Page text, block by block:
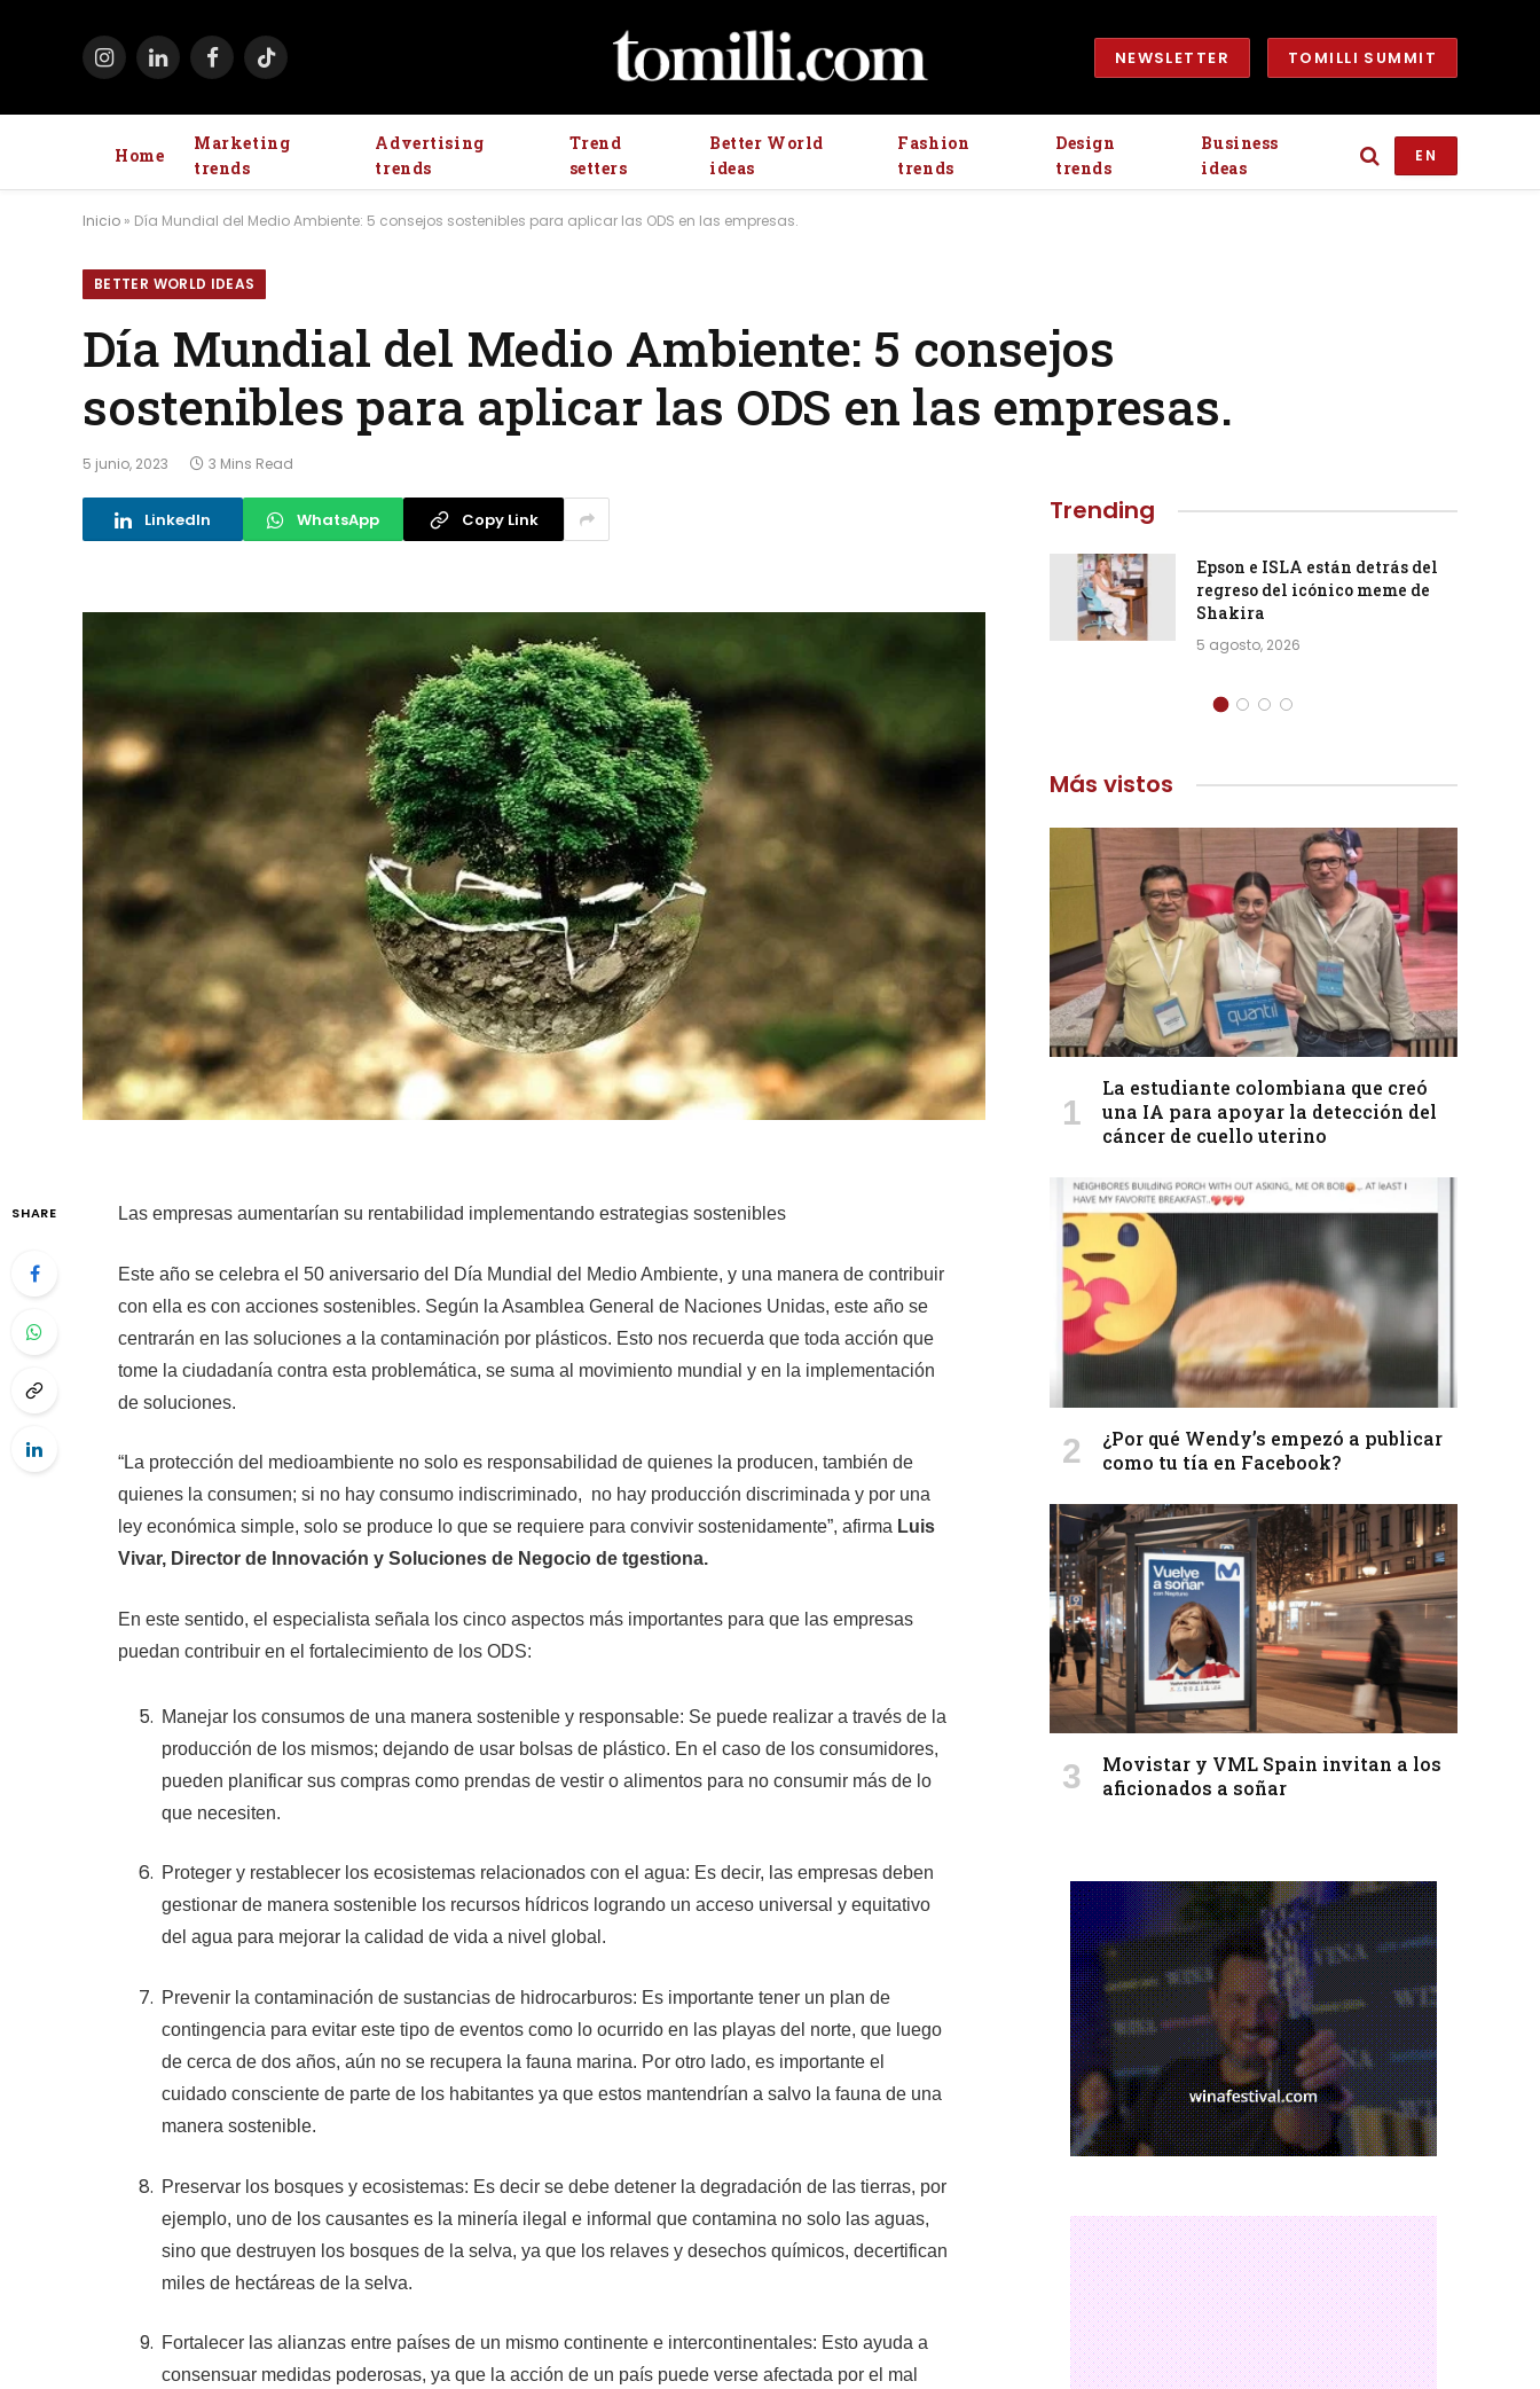
InstagramLinkedInFacebook
TikTok NEWSLETTER TOMILLI SUMMIT
Home
Marketing
trends
Advertising
trends
Trend
setters
Better World
ideas
Fashion
trends
Design
trends
Business
ideas
EN
Inicio » Día Mundial del Medio Ambiente: 5 consejos sostenibles para aplicar las ODS en las empresas.
BETTER WORLD IDEAS
Día Mundial del Medio Ambiente: 5 consejos
sostenibles para aplicar las ODS en las empresas.
5 junio, 2023 3 Mins Read
LinkedIn WhatsApp Copy Link
SHARE Las empresas aumentarían su rentabilidad implementando estrategias sostenibles
Este año se celebra el 50 aniversario del Día Mundial del Medio Ambiente, y una manera de contribuir
con ella es con acciones sostenibles. Según la Asamblea General de Naciones Unidas, este año se
centrarán en las soluciones a la contaminación por plásticos. Esto nos recuerda que toda acción que
tome la ciudadanía contra esta problemática, se suma al movimiento mundial y en la implementación
de soluciones.
“La protección del medioambiente no solo es responsabilidad de quienes la producen, también de
quienes la consumen; si no hay consumo indiscriminado, no hay producción discriminada y por una
ley económica simple, solo se produce lo que se requiere para convivir sostenidamente”, afirma Luis
Vivar, Director de Innovación y Soluciones de Negocio de tgestiona.
En este sentido, el especialista señala los cinco aspectos más importantes para que las empresas
puedan contribuir en el fortalecimiento de los ODS:
Manejar los consumos de una manera sostenible y responsable: Se puede realizar a través de la
producción de los mismos; dejando de usar bolsas de plástico. En el caso de los consumidores,
pueden planificar sus compras como prendas de vestir o alimentos para no consumir más de lo
que necesiten.
Proteger y restablecer los ecosistemas relacionados con el agua: Es decir, las empresas deben
gestionar de manera sostenible los recursos hídricos logrando un acceso universal y equitativo
del agua para mejorar la calidad de vida a nivel global.
Prevenir la contaminación de sustancias de hidrocarburos: Es importante tener un plan de
contingencia para evitar este tipo de eventos como lo ocurrido en las playas del norte, que luego
de cerca de dos años, aún no se recupera la fauna marina. Por otro lado, es importante el
cuidado consciente de parte de los habitantes ya que estos mantendrían a salvo la fauna de una
manera sostenible.
Preservar los bosques y ecosistemas: Es decir se debe detener la degradación de las tierras, por
ejemplo, uno de los causantes es la minería ilegal e informal que contamina no solo las aguas,
sino que destruyen los bosques de la selva, ya que los relaves y desechos químicos, decertifican
miles de hectáreas de la selva.
Fortalecer las alianzas entre países de un mismo continente e intercontinentales: Esto ayuda a
consensuar medidas poderosas, ya que la acción de un país puede verse afectada por el mal
Trending
plástico reciclado
Epson e ISLA están detrás del
regreso del icónico meme de
Shakira
5 agosto, 2026
Más vistos
La estudiante colombiana que creó
una IA para apoyar la detección del
cáncer de cuello uterino
¿Por qué Wendy’s empezó a publicar
como tu tía en Facebook?
Movistar y VML Spain invitan a los
aficionados a soñar